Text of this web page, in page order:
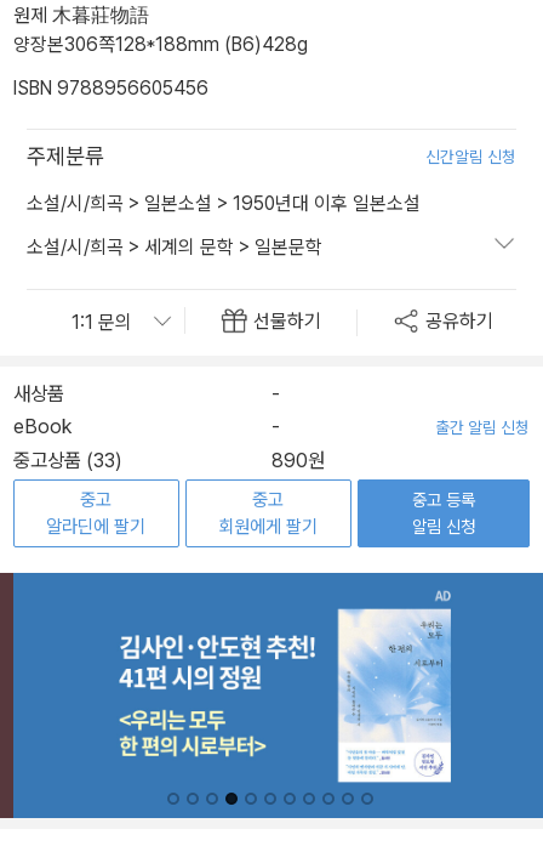
원제 木暮莊物語
양장본306쪽128*188mm (B6)428g
ISBN 9788956605456
주제분류 신간알림 신청
소설/시/희곡 > 일본소설 > 1950년대 이후 일본소설
소설/시/희곡 > 세계의 문학 > 일본문학
선물하기 공유하기
새상품
-
eBook
- 출간 알림 신청
중고상품 (33) 890원
중고
알라딘에 팔기
중고
회원에게 팔기
중고 등록
알림 신청